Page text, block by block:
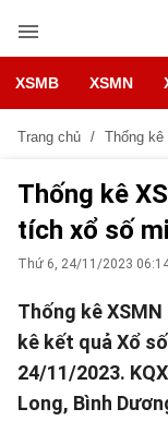
XSMB XSMN
Trang chủ Thống kê
Thống kê
tích xổ số
Thứ 6, 24/11/2023
Thống kê
kê kết quả Xổ
24/11/2023.
Long, Bình